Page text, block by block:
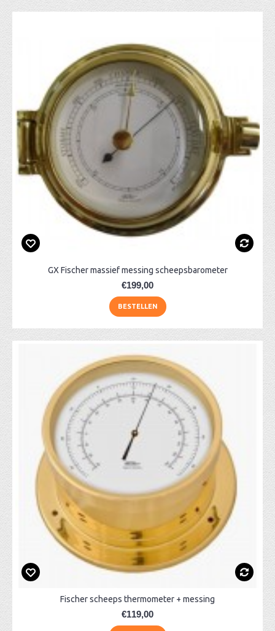
GX Fischer massief messing scheepsbarometer
€199,00
BESTELLEN
Fischer scheeps thermometer + messing
€119,00